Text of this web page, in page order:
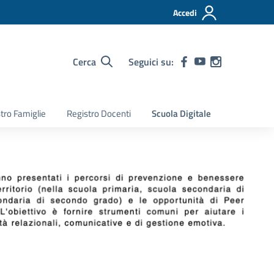
Accedi
Cerca Seguici su:
Famiglie Registro Docenti Scuola Digitale